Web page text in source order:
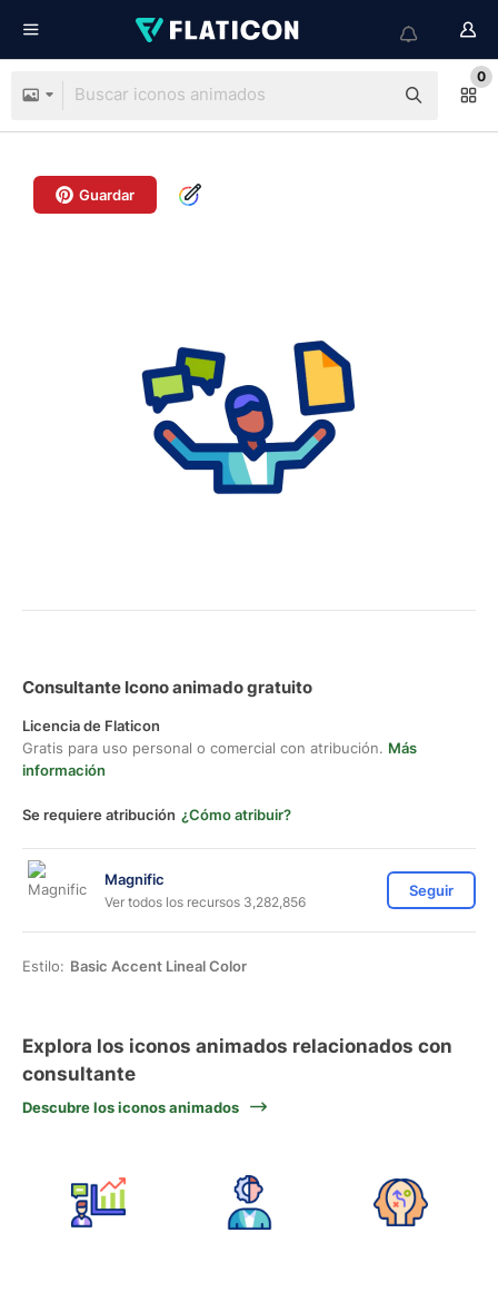
0
Guardar
Consultante Icono animado gratuito
Licencia de Flaticon
Gratis para uso personal o comercial con atribución. Más
información
Se requiere atribución ¿Cómo atribuir?
Magnific
Ver todos los recursos 3,282,856
Seguir
Estilo: Basic Accent Lineal Color
Explora los iconos animados relacionados con
consultante
Descubre los iconos animados